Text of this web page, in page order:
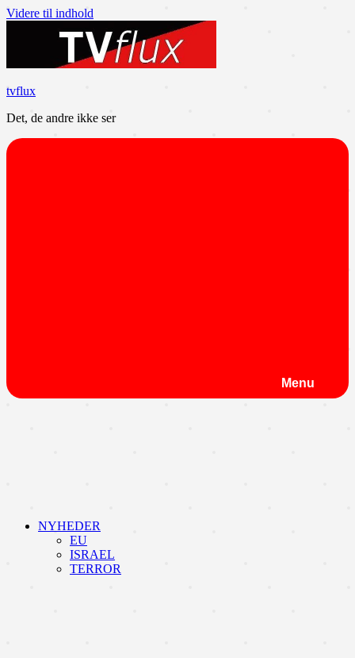
Videre til indhold
tvflux
Det, de andre ikke ser
Menu
NYHEDER
EU
ISRAEL
TERROR